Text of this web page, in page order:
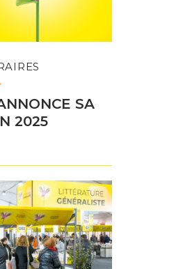
SA
2025